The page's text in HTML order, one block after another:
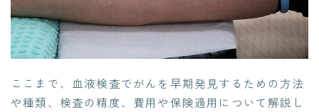
ここまで、血液検査でがんを早期発見するための方法
や種類、検査の精度、費用や保険適用について解説し